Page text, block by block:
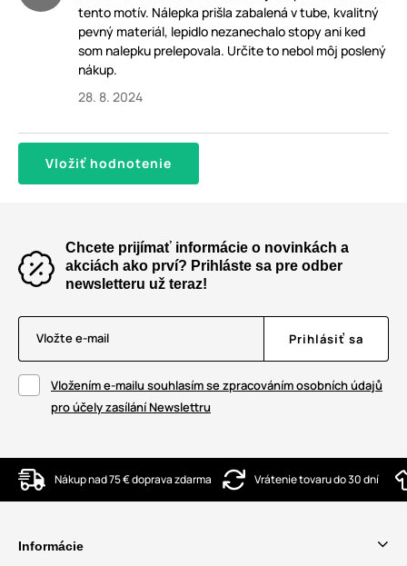
tento motív. Nálepka prišla zabalená v tube, kvalitný
pevný materiál, lepidlo nezanechalo stopy ani ked
som nalepku prelepovala. Určite to nebol môj poslený
nákup.
28. 8. 2024
Vložiť hodnotenie
Chcete prijímať informácie o novinkách a
akciách ako prví? Prihláste sa pre odber
newsletteru už teraz!
Vložte e-mail Prihlásiť sa
Vložením e-mailu souhlasím se zpracováním osobních údajů
pro účely zasílání Newslettru
Nákup nad 75 € doprava zdarma Vrátenie tovaru do 30 dní
Informácie